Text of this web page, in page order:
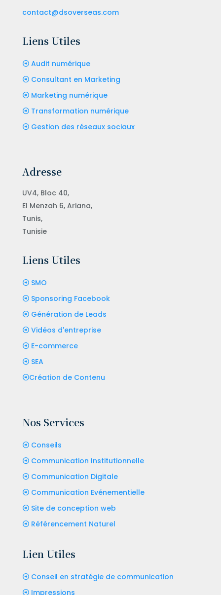
contact@dsoverseas.com
Liens Utiles
Audit numérique
Consultant en Marketing
Marketing numérique
Transformation numérique
Gestion des réseaux sociaux
Adresse
UV4, Bloc 40,
El Menzah 6, Ariana,
Tunis,
Tunisie
Liens Utiles
SMO
Sponsoring Facebook
Génération de Leads
Vidéos d'entreprise
E-commerce
SEA
Création de Contenu
Nos Services
Conseils
Communication Institutionnelle
Communication Digitale
Communication Evénementielle
Site de conception web
Référencement Naturel
Lien Utiles
Conseil en stratégie de communication
Impressions